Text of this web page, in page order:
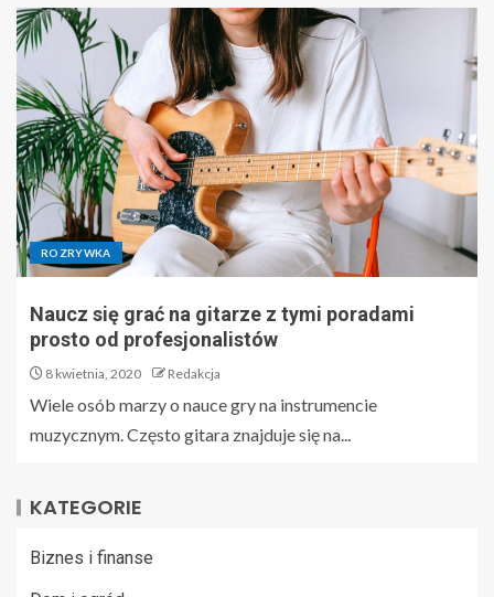
ROZRYWKA
Naucz się grać na gitarze z tymi poradami
prosto od profesjonalistów
8 kwietnia, 2020 Redakcja
Wiele osób marzy o nauce gry na instrumencie
muzycznym. Często gitara znajduje się na...
KATEGORIE
Biznes i finanse